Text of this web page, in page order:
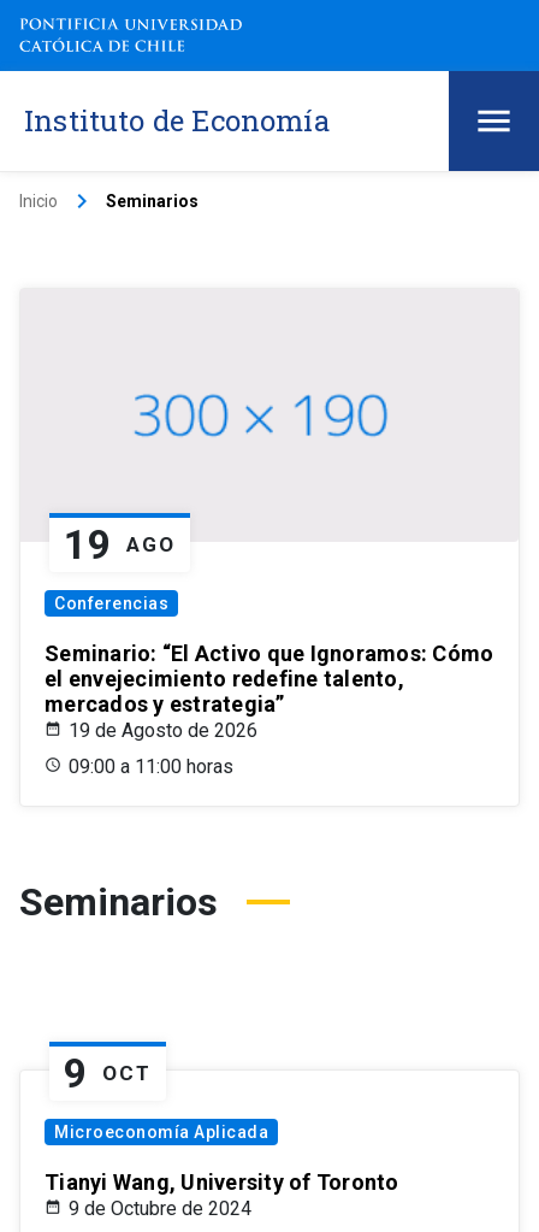
Instituto de Economía
Inicio keyboard_arrow_right Seminarios
19 AGO
Conferencias
Seminario: “El Activo que Ignoramos: Cómo
el envejecimiento redefine talento,
mercados y estrategia”
19 de Agosto de 2026
09:00 a 11:00 horas
Seminarios
9 OCT
Microeconomía Aplicada
Tianyi Wang, University of Toronto
9 de Octubre de 2024